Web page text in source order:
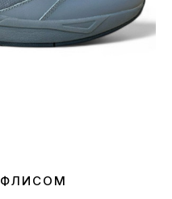
ФЛИСОМ